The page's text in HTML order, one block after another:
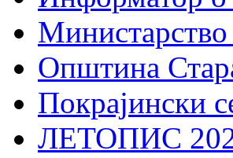
Министарство
Општина
Покрајински
ЛЕТОПИС